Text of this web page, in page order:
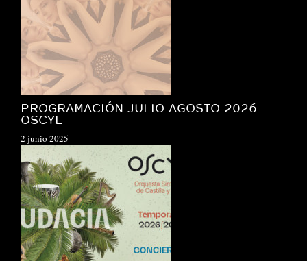
PROGRAMACIÓN JULIO AGOSTO 2026
OSCYL
2 junio 2025 -